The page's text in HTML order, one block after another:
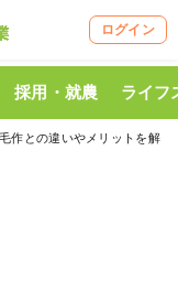
ログイン
採用・就農 ライフ
作との違いやメリットを解